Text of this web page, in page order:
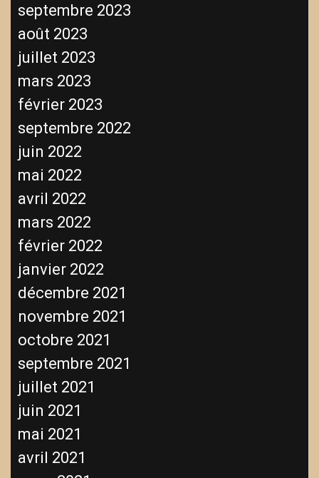
septembre 2023
août 2023
juillet 2023
mars 2023
février 2023
septembre 2022
juin 2022
mai 2022
avril 2022
mars 2022
février 2022
janvier 2022
décembre 2021
novembre 2021
octobre 2021
septembre 2021
juillet 2021
juin 2021
mai 2021
avril 2021